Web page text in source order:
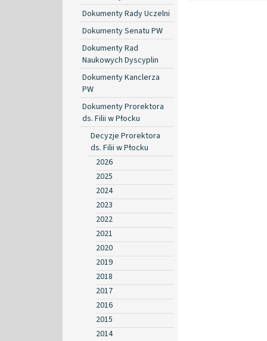
Dokumenty Rady Uczelni
Dokumenty Senatu PW
Dokumenty Rad
Naukowych Dyscyplin
Dokumenty Kanclerza
PW
Dokumenty Prorektora
ds. Filii w Płocku
Decyzje Prorektora
ds. Filii w Płocku
2026
2025
2024
2023
2022
2021
2020
2019
2018
2017
2016
2015
2014